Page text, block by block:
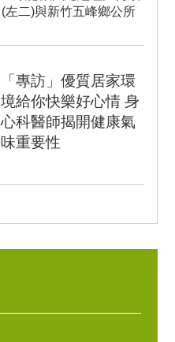
(左二)與新竹五峰鄉公所
花園國小校長施新國(左
「專訪」優質居家環
境給你快樂好心情 身
心科醫師揭開健康氣
味重要性
而除了熟知的陽光、空